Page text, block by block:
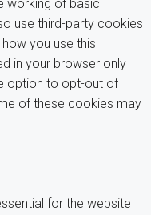
working of basic
use third-party cookies
you use this
in your browser only
option to opt-out of
of these cookies may
for the website